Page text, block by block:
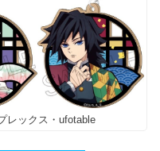
レックス・ufotable